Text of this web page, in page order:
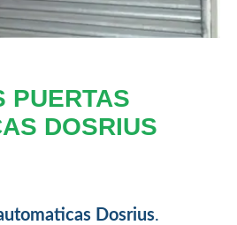
PUERTAS
DOSRIUS
Dosrius.